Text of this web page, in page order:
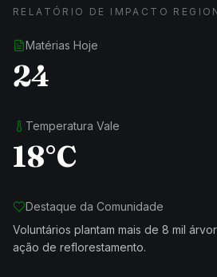
RELATÓRIO DE IMPACTO
Matérias Hoje
24
Temperatura Vale
18°C
Destaque da Comunidade
Voluntários plantam mais de 8 mil
ação de reflorestamento.